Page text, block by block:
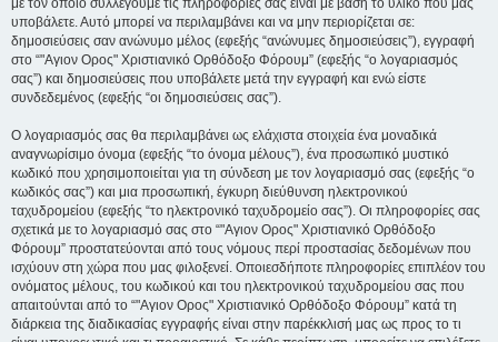
με τον οποίο συλλέγουμε τις πληροφορίες σας είναι με βάση το υλικό που μας
υποβάλετε. Αυτό μπορεί να περιλαμβάνει και να μην περιορίζεται σε:
δημοσιεύσεις σαν ανώνυμο μέλος (εφεξής “ανώνυμες δημοσιεύσεις”), εγγραφή
στο “"Αγιον Ορος" Χριστιανικό Ορθόδοξο Φόρουμ” (εφεξής “ο λογαριασμός
σας”) και δημοσιεύσεις που υποβάλετε μετά την εγγραφή και ενώ είστε
συνδεδεμένος (εφεξής “οι δημοσιεύσεις σας”).
Ο λογαριασμός σας θα περιλαμβάνει ως ελάχιστα στοιχεία ένα μοναδικά
αναγνωρίσιμο όνομα (εφεξής “το όνομα μέλους”), ένα προσωπικό μυστικό
κωδικό που χρησιμοποιείται για τη σύνδεση με τον λογαριασμό σας (εφεξής “ο
κωδικός σας”) και μια προσωπική, έγκυρη διεύθυνση ηλεκτρονικού
ταχυδρομείου (εφεξής “το ηλεκτρονικό ταχυδρομείο σας”). Οι πληροφορίες σας
σχετικά με το λογαριασμό σας στο “"Αγιον Ορος" Χριστιανικό Ορθόδοξο
Φόρουμ” προστατεύονται από τους νόμους περί προστασίας δεδομένων που
ισχύουν στη χώρα που μας φιλοξενεί. Οποιεσδήποτε πληροφορίες επιπλέον του
ονόματος μέλους, του κωδικού και του ηλεκτρονικού ταχυδρομείου σας που
απαιτούνται από το “"Αγιον Ορος" Χριστιανικό Ορθόδοξο Φόρουμ” κατά τη
διάρκεια της διαδικασίας εγγραφής είναι στην παρέκκλισή μας ως προς το τι